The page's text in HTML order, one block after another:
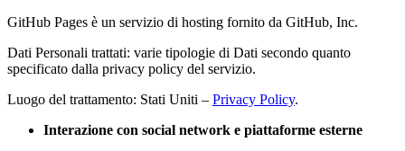
GitHub Pages è un servizio di hosting fornito da GitHub, Inc.
Dati Personali trattati: varie tipologie di Dati secondo quanto
specificato dalla privacy policy del servizio.
Luogo del trattamento: Stati Uniti – Privacy Policy.
Interazione con social network e piattaforme esterne